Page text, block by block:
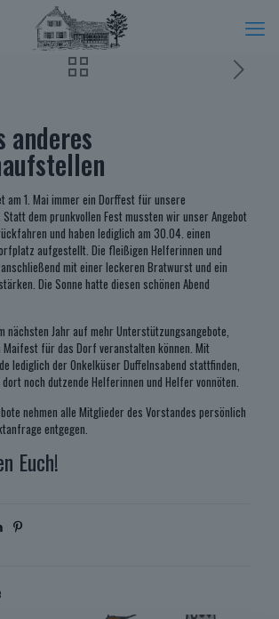
anderes
am 1. Mai immer ein Dorffest für unsere
dem prunkvollen Fest mussten wir unser Angebot
und haben lediglich am 30.04. einen
aufgestellt. Die fleißigen Helferinnen und
mit einer leckeren Bratwurst und ein
Die Sonne hatte diesen schönen Abend
nächsten Jahr auf mehr Unterstützungsangebote,
für das Dorf veranstalten können. Mit
lediglich der Onkelküser Duffelnsabend stattfinden,
noch dutzende Helferinnen und Helfer vonnöten.
nehmen alle Mitglieder des Vorstandes persönlich
entgegen.
Euch!